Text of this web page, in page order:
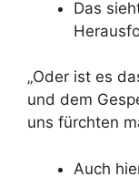
Das
„Oder ist es
und dem
uns fürchten
Auch